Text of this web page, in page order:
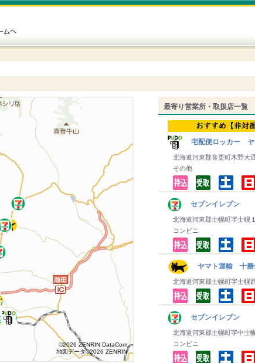
最寄り営業所・取扱店一覧
宅配便ロッカー ヤ
北海道河東郡音更町木野大
その他
セブンイレブン
北海道河東郡士幌町字士幌
コンビニ
ヤマト運輸 十勝
北海道河東郡士幌町字士幌
セブンイレブン
北海道河東郡士幌町字中士
コンビニ
©2026 ZENRIN DataCom
地図データ©2026 ZENRIN